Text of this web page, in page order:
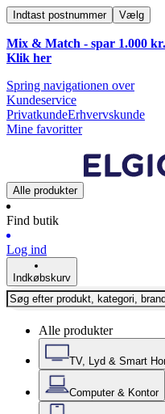
Indtast postnummer Vælg
Mix & Match - spar 1.000
Klik her
Spring navigationen over
Kundeservice
PrivatkundeErhvervskunde
Mine favoritter
Alle produkter
Find butik
Log ind
Indkøbskurv
Alle produkter
TV, Lyd & Smart
Computer & Kontor